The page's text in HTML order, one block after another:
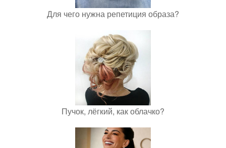
Для чего нужна репетиция образа?
Пучок, лёгкий, как облачко?